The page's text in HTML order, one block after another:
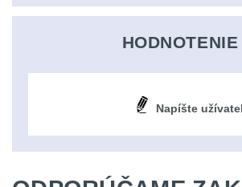
26650
CR123A
186501
14500 / AA / AAA4
16340 a CR1231
HODNOTENIE
Napíšte